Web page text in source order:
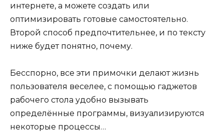
интернете, а можете создать или
оптимизировать готовые самостоятельно.
Второй способ предпочтительнее, и по тексту
ниже будет понятно, почему.
Бесспорно, все эти примочки делают жизнь
пользователя веселее, с помощью гаджетов
рабочего стола удобно вызывать
определённые программы, визуализируются
некоторые процессы…